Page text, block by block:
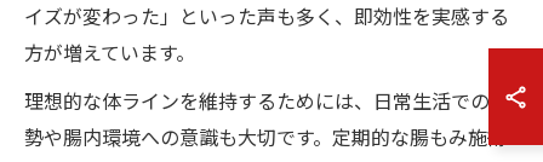
イズが変わった」といった声も多く、即効性を実感する
方が増えています。
理想的な体ラインを維持するためには、日常生活での姿
勢や腸内環境への意識も大切です。定期的な腸もみ施術